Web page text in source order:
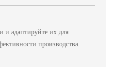
и адаптируйте их для
производства.